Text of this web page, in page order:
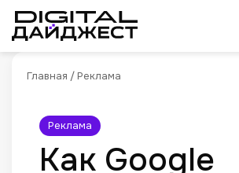
Главная / Реклама
Реклама
Как Google